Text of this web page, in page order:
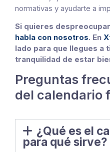
normativas y ayudarte a
Si quieres
habla con nosotros. En
lado para que llegues a
tranquilidad de estar
Preguntas
del calendario
¿Qué es el
para qué sirve?